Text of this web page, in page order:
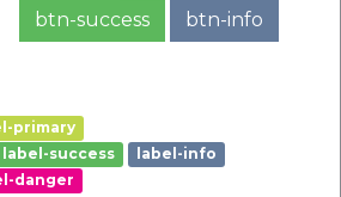
btn-success btn-info
primary
label-success
label-info
danger